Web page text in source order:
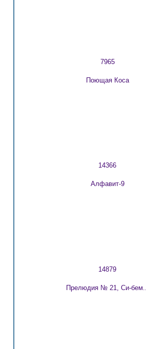
7965
Поющая Коса
14366
Алфавит-9
14879
Прелюдия № 21, Си-бем...